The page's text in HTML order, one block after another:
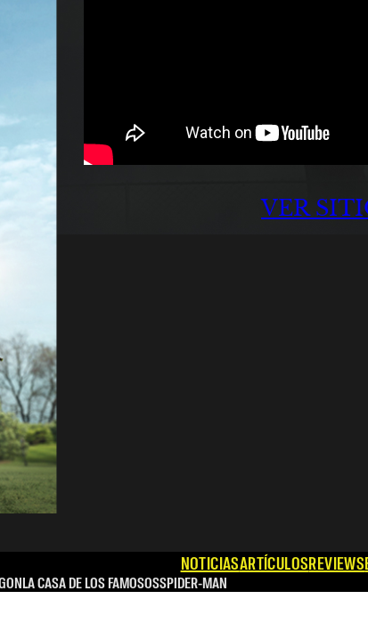
VER
NOTICIASARTÍCULOSREVIEWS
LA CASA DE LOS FAMOSOSSPIDER-MAN